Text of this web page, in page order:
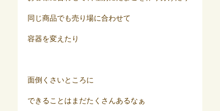
同じ商品でも売り場に合わせて
容器を変えたり
面倒くさいところに
できることはまだたくさんあるなぁ